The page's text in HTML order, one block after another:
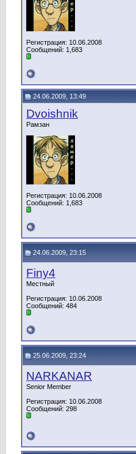
Регистрация: 10.06.2008
Сообщений: 1,683
24.06.2009, 13:49
Dvoishnik
Рамзан
Регистрация: 10.06.2008
Сообщений: 1,683
24.06.2009, 23:15
Finy4
Местный
Регистрация: 10.06.2008
Сообщений: 484
25.06.2009, 23:24
NARKANAR
Senior Member
Регистрация: 10.06.2008
Сообщений: 298